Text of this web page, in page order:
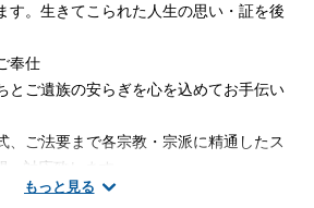
もっと見る
す。生きてこられた人生の思い・証を後
奉仕
とご遺族の安らぎを心を込めてお手伝い
、ご法要まで各宗教・宗派に精通したス
対応致します。